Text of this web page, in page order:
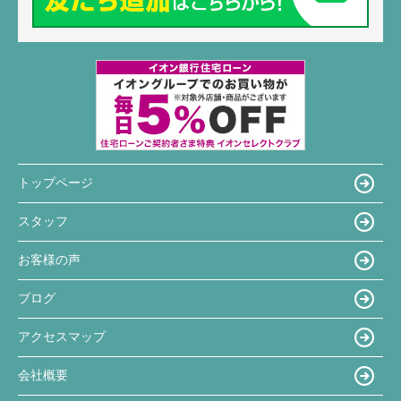
トップページ
スタッフ
お客様の声
ブログ
アクセスマップ
会社概要